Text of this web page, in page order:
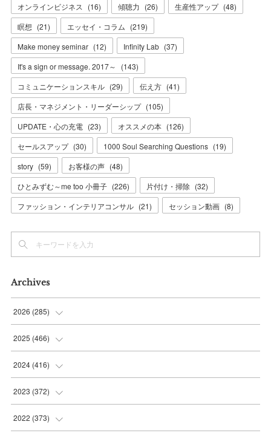
オンラインビジネス
(16) 傾聴力 (26) 生産性アップ (48)
瞑想 (21) エッセイ・コラム (219)
Make money seminar (12) Infinity Lab (37)
It's a sign or message. 2017～
(143)
コミュニケーションスキル (29) 伝え方 (41)
店長・マネジメント・リーダーシップ (105)
UPDATE・心の充電 (23) オススメの本 (126)
セールスアップ (30) 1000 Soul Searching Questions (19)
story (59) お客様の声 (48)
ひとみずむ～me too 小冊子 (226) 片付け・掃除 (32)
ファッション・インテリアコンサル (21) セッション動画 (8)
Archives
2026 (285)
(6)
(36
(37
(42
2025 (466)
(56
(37
(35
2024 (416)
(38
(39
2023 (372)
(31
2022 (373)